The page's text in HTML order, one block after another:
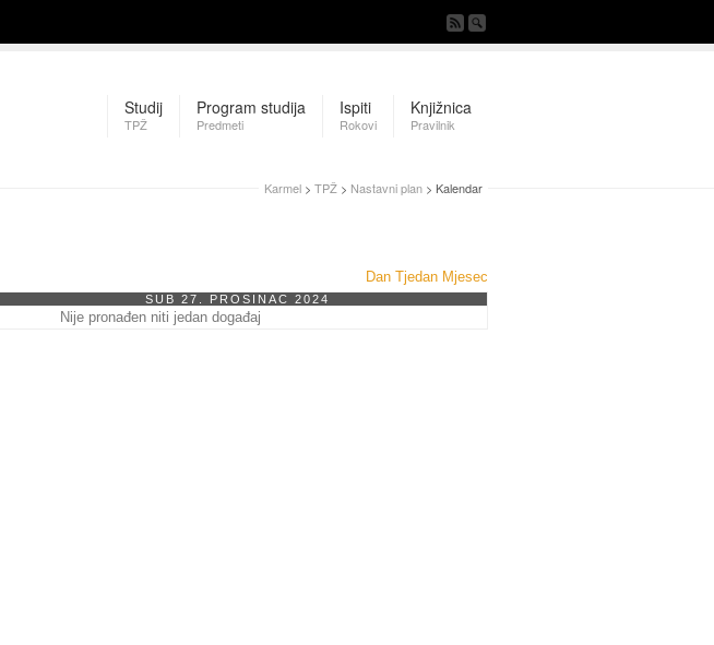
Studij
TPŽ
Program studija
Predmeti
Ispiti
Rokovi
Knjižnica
Pravilnik
Karmel > TPŽ > Nastavni plan > Kalendar
Dan Tjedan Mjesec
SUB 27. PROSINAC 2024
Nije pronađen niti jedan događaj